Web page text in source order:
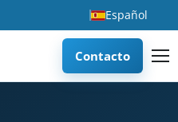
Español
Contacto